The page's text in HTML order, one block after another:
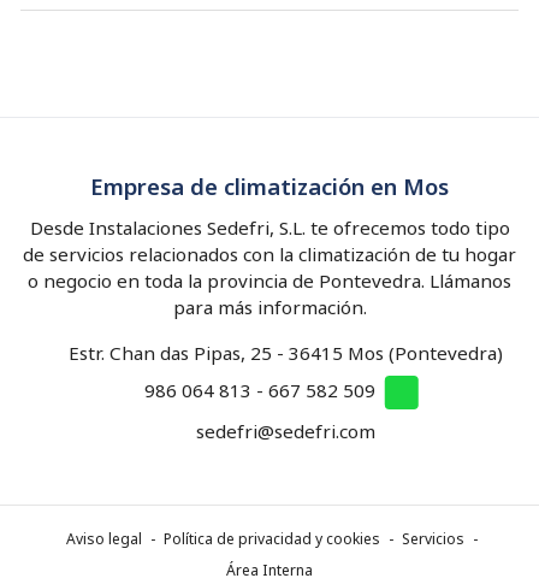
Empresa de climatización en Mos
Desde Instalaciones Sedefri, S.L. te ofrecemos todo tipo
de servicios relacionados con la climatización de tu hogar
o negocio en toda la provincia de Pontevedra. Llámanos
para más información.
Estr. Chan das Pipas, 25 - 36415 Mos (Pontevedra)
986 064 813 - 667 582 509
sedefri@sedefri.com
Aviso legal - Política de privacidad y cookies - Servicios -
Área Interna